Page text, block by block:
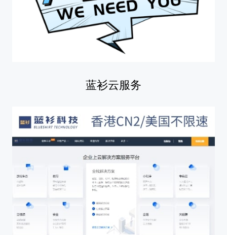
蓝衫云服务